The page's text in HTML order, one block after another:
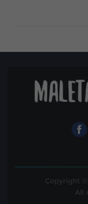
Copyright
All